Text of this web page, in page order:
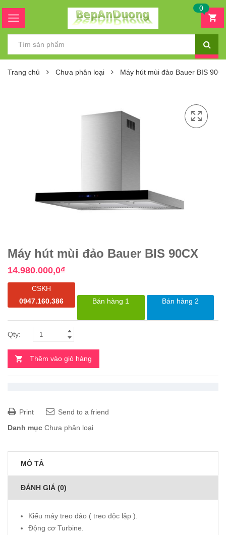
0
Trang chủ Chưa phân loại Máy hút mùi đảo Bauer BIS
Máy hút mùi đảo Bauer BIS 90CX
14.980.000,0₫
CSKH
0947.160.386
Bán hàng 1 Bán hàng 2
Thêm vào giỏ hàng
Print
Send to a friend
Danh mục Chưa phân loại
MÔ TẢ
ĐÁNH GIÁ (0)
Kiểu máy treo đảo ( treo độc lập ).
Động cơ Turbine.